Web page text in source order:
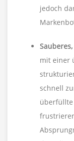
jedoch
mit einer
schnell
überfüllte